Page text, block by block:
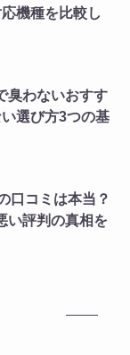
機種を比較し
臭わないおすす
選び方3つの基
口コミは本当？
い評判の真相を